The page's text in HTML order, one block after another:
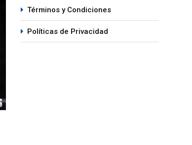
MMA
Términos y Condiciones
Políticas de Privacidad